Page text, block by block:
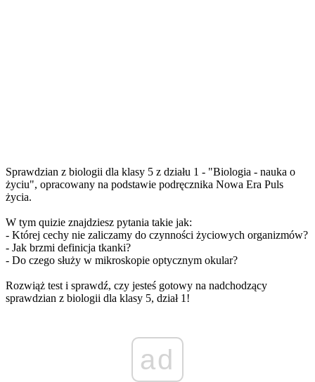
Sprawdzian z biologii dla klasy 5 z działu 1 - "Biologia - nauka o
życiu", opracowany na podstawie podręcznika Nowa Era Puls
życia.
W tym quizie znajdziesz pytania takie jak:
- Której cechy nie zaliczamy do czynności życiowych organizmów?
- Jak brzmi definicja tkanki?
- Do czego służy w mikroskopie optycznym okular?
Rozwiąż test i sprawdź, czy jesteś gotowy na nadchodzący
sprawdzian z biologii dla klasy 5, dział 1!
ad